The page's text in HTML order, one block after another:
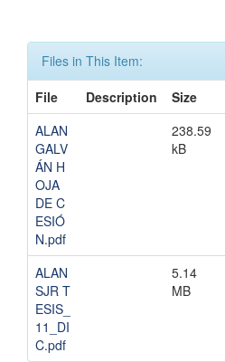
Files in This Item:
File
Description Size
ALAN
GALV
ÁN H
OJA
DE C
ESIÓ
N.pdf
238.59
kB
ALAN
SJR T
ESIS_
11_DI
C.pdf
5.14
MB